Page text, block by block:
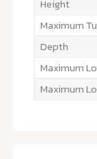
Height
Maximum
Depth
Maximum
Maximum